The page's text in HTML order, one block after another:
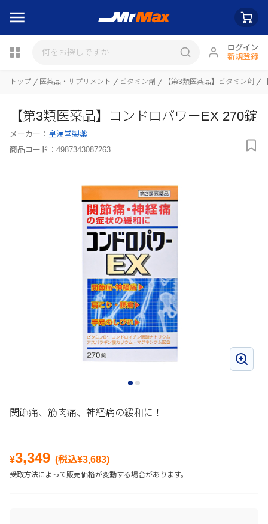
ログイン
新規登録
瓶詰
トップ 医薬品・サプリメント ビタミン剤 【第3類医薬品】ビタミン剤
【第3類医薬品】コンドロパワーEX 270錠
メーカー： 皇漢堂製薬
商品コード： 4987343087263
関節痛、筋肉痛、神経痛の緩和に！
¥3,349 (税込¥3,683)
受取方法によって販売価格が変動する場合があります。